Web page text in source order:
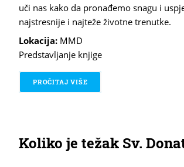
uči nas kako da pronađemo snagu i
najstresnije i najteže životne trenutke.
Lokacija: MMD
Predstavljanje knjige
PROČITAJ VIŠE
Koliko je težak Sv.